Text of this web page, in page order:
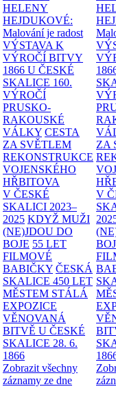
HELENY
HEJDUKOVÉ:
Malování je radost
VÝSTAVA K
VÝROČÍ BITVY
1866 U ČESKÉ
SKALICE 160.
VÝROČÍ
PRUSKO-
RAKOUSKÉ
VÁLKY CESTA
ZA SVĚTLEM
REKONSTRUKCE
VOJENSKÉHO
HŘBITOVA
V ČESKÉ
SKALICI 2023–
2025 KDYŽ MUŽI
(NE)JDOU DO
BOJE 55 LET
FILMOVÉ
BABIČKY ČESKÁ
SKALICE 450 LET
MĚSTEM STÁLÁ
EXPOZICE
VĚNOVANÁ
BITVĚ U ČESKÉ
SKALICE 28. 6.
1866
Zobrazit všechny
záznamy ze dne
ZA
V